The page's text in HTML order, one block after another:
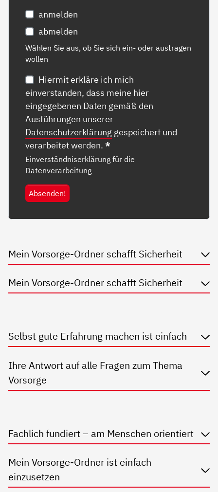
anmelden
abmelden
Wählen Sie aus, ob Sie sich ein- oder austragen
wollen
Hiermit erkläre ich mich
einverstanden, dass meine hier
eingegebenen Daten gemäß den
Ausführungen unserer
Datenschutzerklärung gespeichert und
verarbeitet werden.*
Einverständniserklärung für die
Datenverarbeitung
Absenden!
Mein Vorsorge-Ordner schafft Sicherheit
Mein Vorsorge-Ordner schafft Sicherheit
Selbst gute Erfahrung machen ist einfach
Ihre Antwort auf alle Fragen zum Thema
Vorsorge
Fachlich fundiert – am Menschen orientiert
Mein Vorsorge-Ordner ist einfach
einzusetzen